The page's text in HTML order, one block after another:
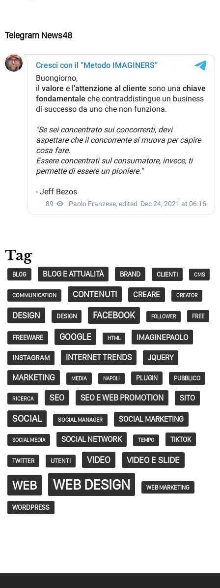
Telegram News48
Tag
BLOG BLOG E ATTUALITÀ BRAND CLIENTI CMS
COMMUNICATION CONTENUTI CREARE CREATOR
DESIGN DESIGN FACEBOOK FOLLOWER FREE
FREEWARE GOOGLE HTML IMAGINEPAOLO
INSTAGRAM INTERNET TRENDS JQUERY
MARKETING MEDIA NAPOLI PLUGIN PUBBLICO
RICERCA SEO SEO E WEB PROMOTION SITO
SOCIAL SOCIAL MANAGER SOCIAL MARKETING
SOCIAL MEDIA SOCIAL NETWORK TEMPO TIKTOK
TWITTER UTENTI VIDEO VIDEO E SLIDE
WEB WEB DESIGN WEB MARKETING
WORDPRESS